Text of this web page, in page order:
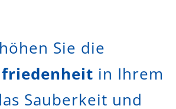
Sie die
in Ihrem
Sauberkeit und